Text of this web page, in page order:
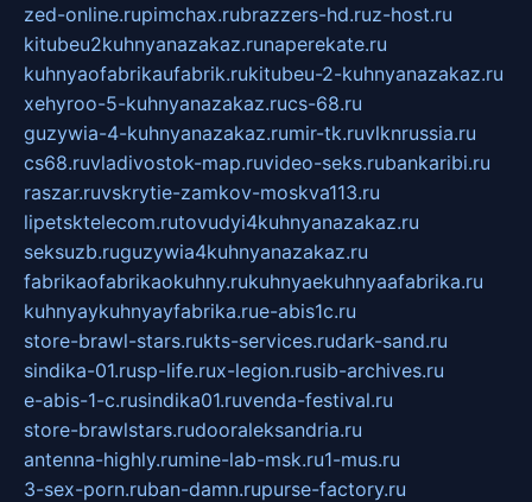
zed-online.rupimchax.rubrazzers-hd.ruz-host.ru
kitubeu2kuhnyanazakaz.runaperekate.ru
kuhnyaofabrikaufabrik.rukitubeu-2-kuhnyanazakaz.ru
xehyroo-5-kuhnyanazakaz.rucs-68.ru
guzywia-4-kuhnyanazakaz.rumir-tk.ruvlknrussia.ru
cs68.ruvladivostok-map.ruvideo-seks.rubankaribi.ru
raszar.ruvskrytie-zamkov-moskva113.ru
lipetsktelecom.rutovudyi4kuhnyanazakaz.ru
seksuzb.ruguzywia4kuhnyanazakaz.ru
fabrikaofabrikaokuhny.rukuhnyaekuhnyaafabrika.ru
kuhnyaykuhnyayfabrika.rue-abis1c.ru
store-brawl-stars.rukts-services.rudark-sand.ru
sindika-01.rusp-life.rux-legion.rusib-archives.ru
e-abis-1-c.rusindika01.ruvenda-festival.ru
store-brawlstars.rudooraleksandria.ru
antenna-highly.rumine-lab-msk.ru1-mus.ru
3-sex-porn.ruban-damn.rupurse-factory.ru